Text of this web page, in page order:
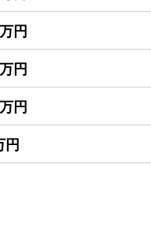
円
円
円
円